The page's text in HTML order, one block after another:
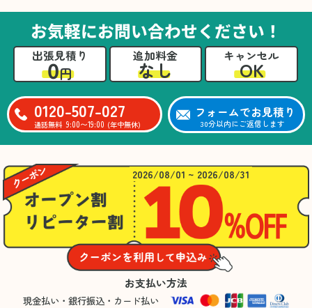
るのは難しかったと思います」との温かいお言
葉をいただきました。遺品整理という心の負担
が大きい作業において、少しでもA様の力にな
れたことをスタッフ一同嬉しく思います。
お気軽にお問い合わせください！
出張見積り
0円
追加料金
なし
キャンセル
OK
0120-507-027
通話無料 9:00〜19:00 (年中無休)
フォームでお見積り
30分以内にご返信します
2026/08/01 ~ 2026/08/31
お支払い方法
現金払い・銀行振込・カード払い